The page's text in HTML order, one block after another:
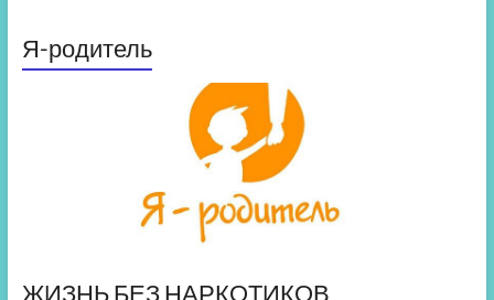
Я-родитель
ЖИЗНЬ БЕЗ НАРКОТИКОВ